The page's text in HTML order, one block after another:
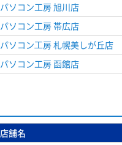
パソコン工房 旭川店
パソコン工房 帯広店
パソコン⼯房 札幌美しが丘店
パソコン工房 函館店
店舗名